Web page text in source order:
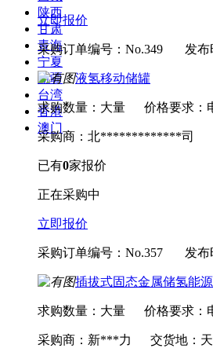
陕西
甘肃
青海
宁夏
新疆
台湾
香港
澳门
立即报价
采购订单编号：No.349 发布
液氢移动储罐
求购数量：大量 价格要求
采购商：北*************司
已有0家报价
正在采购中
立即报价
采购订单编号：No.357 发布
插拔式固态金属储氢能
求购数量：大量 价格要求
采购商：新***力 交货地：